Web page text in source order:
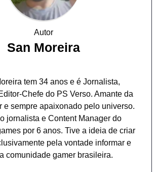
Autor
San Moreira
tem 34 anos e é Jornalista,
Chefe do PS Verso. Amante da
e sempre apaixonado pelo universo.
jornalista e Content Manager do
por 6 anos. Tive a ideia de criar
pela vontade informar e
comunidade gamer brasileira.